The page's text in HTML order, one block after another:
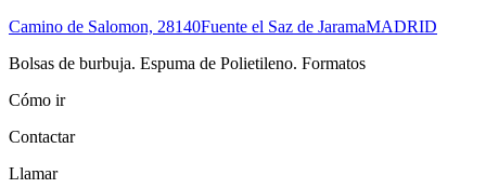
Camino de Salomon, 28140Fuente el Saz de JaramaMADRID
Bolsas de burbuja. Espuma de Polietileno. Formatos
Cómo ir
Contactar
Llamar